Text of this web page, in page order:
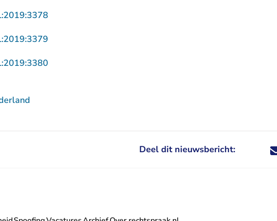
Deel dit nieuwsbericht: Deel